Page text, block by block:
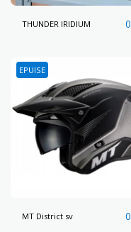
THUNDER IRIDIUM 0
EPUISE
MT District sv 0